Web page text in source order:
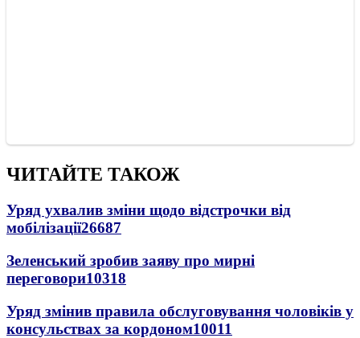
ЧИТАЙТЕ ТАКОЖ
Уряд ухвалив зміни щодо відстрочки від
мобілізації26687
Зеленський зробив заяву про мирні
переговори10318
Уряд змінив правила обслуговування чоловіків у
консульствах за кордоном10011